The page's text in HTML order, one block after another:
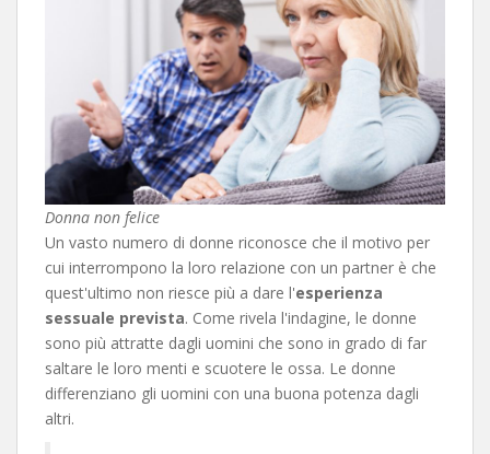
Donna non felice
Un vasto numero di donne riconosce che il motivo per
cui interrompono la loro relazione con un partner è che
quest'ultimo non riesce più a dare l'esperienza
sessuale prevista. Come rivela l'indagine, le donne
sono più attratte dagli uomini che sono in grado di far
saltare le loro menti e scuotere le ossa. Le donne
differenziano gli uomini con una buona potenza dagli
altri.